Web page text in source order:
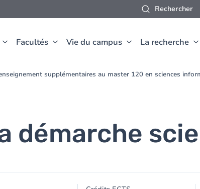
Rechercher
Facultés Vie du campus La recherche
supplémentaires au master 120 en sciences
démarche